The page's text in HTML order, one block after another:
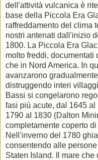
dell'attività vulcanica è
base della Piccola Era
raffreddamento del clima
nostri antenati dall'inizio
1800. La Piccola Era
molto freddi, documentati
che in Nord America. In
avanzarono
distruggendo interi
Bassi si congelarono
fasi più acute, dal 1645 al
1790 al 1830 (Dalton
completamente coperto
Nell'inverno del 1780
consentendo alle
Staten Island. Il mare